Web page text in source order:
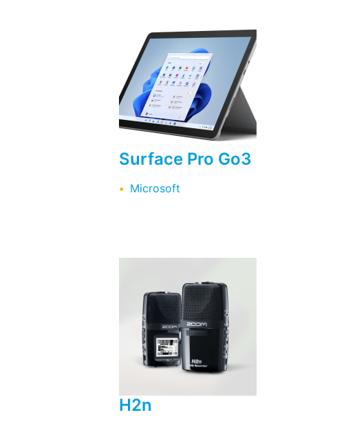
Surface Pro Go3
Microsoft
H2n